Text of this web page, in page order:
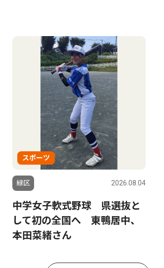
スポーツ
緑区 2026.08.04
中学女子軟式野球 県選抜と
して初の全国へ 東鴨居中、
本田菜緒さん